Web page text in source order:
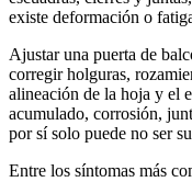
existe deformación o
Ajustar una puerta de
corregir holguras,
alineación de la hoja y el
acumulado, corrosión,
por sí solo puede no ser
Entre los síntomas más